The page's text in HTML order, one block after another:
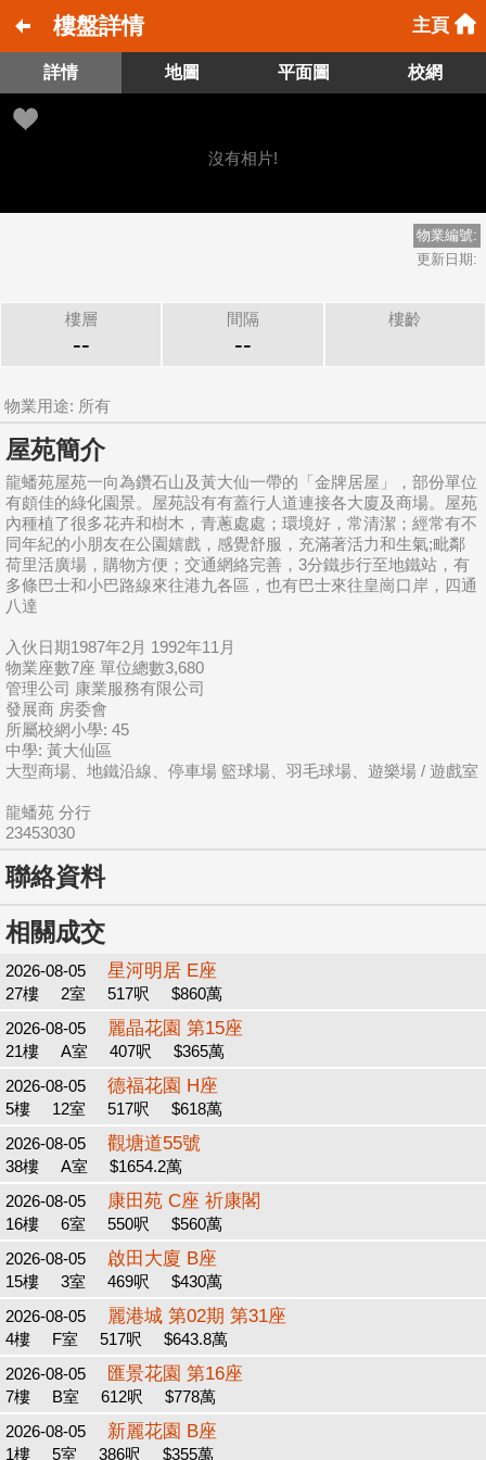
樓盤詳情 主頁
詳情 地圖 平面圖 校網
沒有相片!
物業編號:
更新日期:
樓層
--
間隔
--
樓齡
物業用途: 所有
屋苑簡介
龍蟠苑屋苑一向為鑽石山及黃大仙一帶的「金牌居屋」，部份單位
有頗佳的綠化園景。屋苑設有有蓋行人道連接各大廈及商場。屋苑
內種植了很多花卉和樹木，青蔥處處；環境好，常清潔；經常有不
同年紀的小朋友在公園嬉戲，感覺舒服，充滿著活力和生氣;毗鄰
荷里活廣場，購物方便；交通網絡完善，3分鐵步行至地鐵站，有
多條巴士和小巴路線來往港九各區，也有巴士來往皇崗口岸，四通
八達
入伙日期1987年2月 1992年11月
物業座數7座 單位總數3,680
管理公司 康業服務有限公司
發展商 房委會
所屬校網小學: 45
中學: 黃大仙區
大型商場、地鐵沿線、停車場 籃球場、羽毛球場、遊樂場 / 遊戲室
龍蟠苑 分行
23453030
聯絡資料
相關成交
2026-08-05 星河明居 E座
27樓 2室 517呎
$860萬
2026-08-05
麗晶花園 第15座
21樓 A室 407呎
$365萬
2026-08-05
德福花園 H座
5樓 12室 517呎
$618萬
2026-08-05
觀塘道55號
38樓 A室
$1654.2萬
2026-08-05
康田苑 C座 祈康閣
16樓 6室 550呎
$560萬
2026-08-05
啟田大廈 B座
15樓 3室 469呎
$430萬
2026-08-05
麗港城 第02期 第31座
4樓 F室 517呎
$643.8萬
2026-08-05
匯景花園 第16座
7樓 B室 612呎
$778萬
2026-08-05
新麗花園 B座
1樓 5室 386呎 $355萬